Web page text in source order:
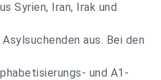
Syrien, Iran, Irak und
aus. Bei den
und A1-